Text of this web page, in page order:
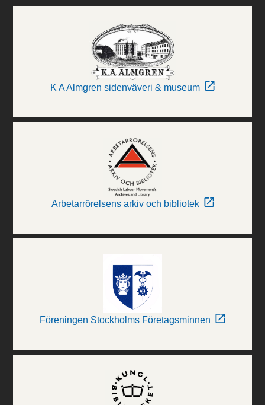
K A Almgren sidenväveri & museum
Arbetarrörelsens arkiv och bibliotek
Föreningen Stockholms Företagsminnen